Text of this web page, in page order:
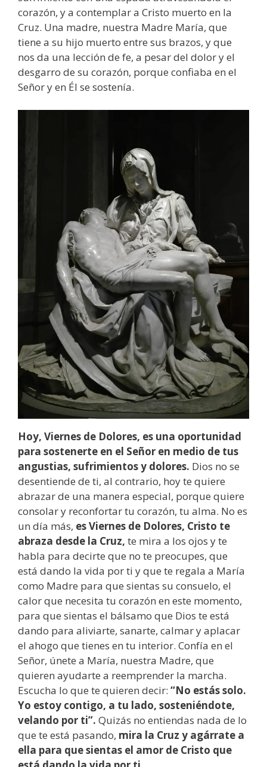
corazón, y a contemplar a Cristo muerto en la
Cruz. Una madre, nuestra Madre María, que
tiene a su hijo muerto entre sus brazos, y que
nos da una lección de fe, a pesar del dolor y el
desgarro de su corazón, porque confiaba en el
Señor y en Él se sostenía.
Hoy, Viernes de Dolores, es una oportunidad
para sostenerte en el Señor en medio de tus
angustias, sufrimientos y dolores. Dios no se
desentiende de ti, al contrario, hoy te quiere
abrazar de una manera especial, porque quiere
consolar y reconfortar tu corazón, tu alma. No es
un día más, es Viernes de Dolores, Cristo te
abraza desde la Cruz, te mira a los ojos y te
habla para decirte que no te preocupes, que
está dando la vida por ti y que te regala a María
como Madre para que sientas su consuelo, el
calor que necesita tu corazón en este momento,
para que sientas el bálsamo que Dios te está
dando para aliviarte, sanarte, calmar y aplacar
el ahogo que tienes en tu interior. Confía en el
Señor, únete a María, nuestra Madre, que
quieren ayudarte a reemprender la marcha.
Escucha lo que te quieren decir: “No estás solo.
Yo estoy contigo, a tu lado, sosteniéndote,
velando por ti”. Quizás no entiendas nada de lo
que te está pasando, mira la Cruz y agárrate a
ella para que sientas el amor de Cristo que